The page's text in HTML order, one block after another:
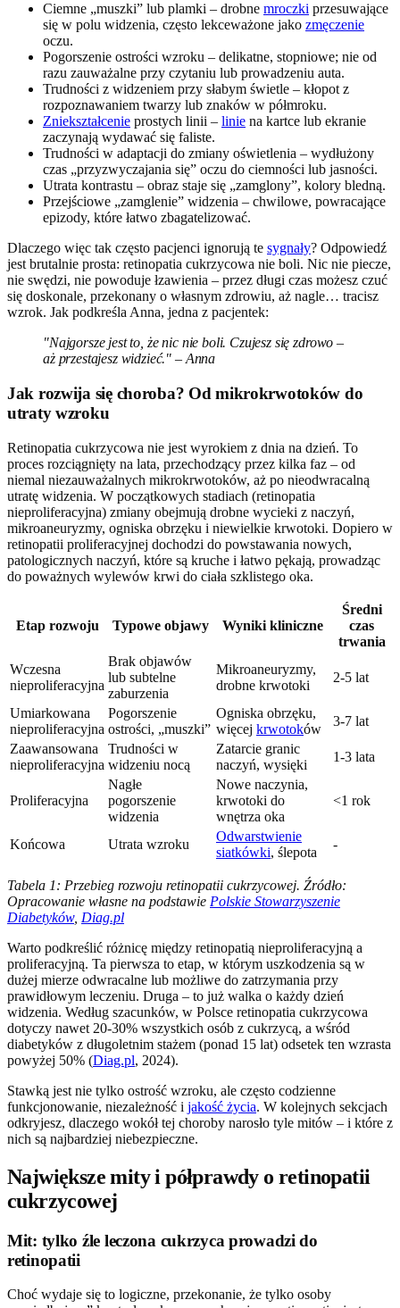
Ciemne „muszki” lub plamki – drobne mroczki przesuwające
się w polu widzenia, często lekceważone jako zmęczenie
oczu.
Pogorszenie ostrości wzroku – delikatne, stopniowe; nie od
razu zauważalne przy czytaniu lub prowadzeniu auta.
Trudności z widzeniem przy słabym świetle – kłopot z
rozpoznawaniem twarzy lub znaków w półmroku.
Zniekształcenie prostych linii – linie na kartce lub ekranie
zaczynają wydawać się faliste.
Trudności w adaptacji do zmiany oświetlenia – wydłużony
czas „przyzwyczajania się” oczu do ciemności lub jasności.
Utrata kontrastu – obraz staje się „zamglony”, kolory bledną.
Przejściowe „zamglenie” widzenia – chwilowe, powracające
epizody, które łatwo zbagatelizować.
Dlaczego więc tak często pacjenci ignorują te sygnały? Odpowiedź
jest brutalnie prosta: retinopatia cukrzycowa nie boli. Nic nie piecze,
nie swędzi, nie powoduje łzawienia – przez długi czas możesz czuć
się doskonale, przekonany o własnym zdrowiu, aż nagle… tracisz
wzrok. Jak podkreśla Anna, jedna z pacjentek:
"Najgorsze jest to, że nic nie boli. Czujesz się zdrowo –
aż przestajesz widzieć." – Anna
Jak rozwija się choroba? Od mikrokrwotoków do
utraty wzroku
Retinopatia cukrzycowa nie jest wyrokiem z dnia na dzień. To
proces rozciągnięty na lata, przechodzący przez kilka faz – od
niemal niezauważalnych mikrokrwotoków, aż po nieodwracalną
utratę widzenia. W początkowych stadiach (retinopatia
nieproliferacyjna) zmiany obejmują drobne wycieki z naczyń,
mikroaneuryzmy, ogniska obrzęku i niewielkie krwotoki. Dopiero w
retinopatii proliferacyjnej dochodzi do powstawania nowych,
patologicznych naczyń, które są kruche i łatwo pękają, prowadząc
do poważnych wylewów krwi do ciała szklistego oka.
Etap rozwoju Typowe objawy Wyniki kliniczne
Średni
czas
trwania
Wczesna
nieproliferacyjna
Brak objawów
lub subtelne
zaburzenia
Mikroaneuryzmy,
drobne krwotoki
2-5 lat
Umiarkowana
nieproliferacyjna
Pogorszenie
ostrości, „muszki”
Ogniska obrzęku,
więcej krwotoków
3-7 lat
Zaawansowana
nieproliferacyjna
Trudności w
widzeniu nocą
Zatarcie granic
naczyń, wysięki
1-3 lata
Proliferacyjna
Nagłe
pogorszenie
widzenia
Nowe naczynia,
krwotoki do
wnętrza oka
<1 rok
Końcowa Utrata wzroku
Odwarstwienie
siatkówki, ślepota
-
Tabela 1: Przebieg rozwoju retinopatii cukrzycowej. Źródło:
Opracowanie własne na podstawie Polskie Stowarzyszenie
Diabetyków, Diag.pl
Warto podkreślić różnicę między retinopatią nieproliferacyjną a
proliferacyjną. Ta pierwsza to etap, w którym uszkodzenia są w
dużej mierze odwracalne lub możliwe do zatrzymania przy
prawidłowym leczeniu. Druga – to już walka o każdy dzień
widzenia. Według szacunków, w Polsce retinopatia cukrzycowa
dotyczy nawet 20-30% wszystkich osób z cukrzycą, a wśród
diabetyków z długoletnim stażem (ponad 15 lat) odsetek ten wzrasta
powyżej 50% (Diag.pl, 2024).
Stawką jest nie tylko ostrość wzroku, ale często codzienne
funkcjonowanie, niezależność i jakość życia. W kolejnych sekcjach
odkryjesz, dlaczego wokół tej choroby narosło tyle mitów – i które z
nich są najbardziej niebezpieczne.
Największe mity i półprawdy o retinopatii
cukrzycowej
Mit: tylko źle leczona cukrzyca prowadzi do
retinopatii
Choć wydaje się to logiczne, przekonanie, że tylko osoby